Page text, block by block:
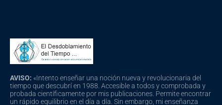
AVISO: «Intento enseñar una noción nueva y revolucionaria del
tiempo que descubrí en 1988. Accesible a todos y comprobada y
probada científicamente por mis publicaciones. Permite encontrar
un rápido equilibrio en el día a día. Sin embargo, mi enseñanza